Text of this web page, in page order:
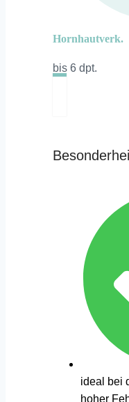
Hornhautverk.
bis 6 dpt.
ideal bei
hoher